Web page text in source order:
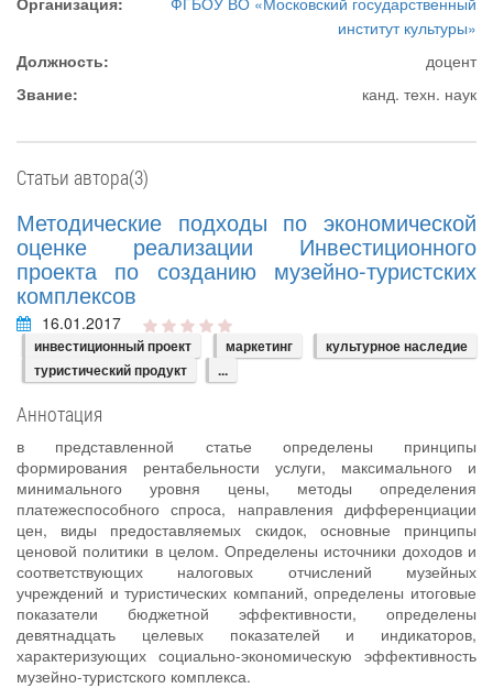
институт культуры»
Должность:
доцент
Звание:
канд. техн. наук
Статьи автора(3)
Методические подходы по экономической
оценке реализации Инвестиционного
проекта по созданию музейно-туристских
комплексов
16.01.2017
инвестиционный проект маркетинг
культурное наследие
туристический продукт
...
Аннотация
в представленной статье определены принципы
формирования рентабельности услуги, максимального и
минимального уровня цены, методы определения
платежеспособного спроса, направления дифференциации
цен, виды предоставляемых скидок, основные принципы
ценовой политики в целом. Определены источники доходов и
соответствующих налоговых отчислений музейных
учреждений и туристических компаний, определены итоговые
показатели бюджетной эффективности, определены
девятнадцать целевых показателей и индикаторов,
характеризующих социально-экономическую эффективность
музейно-туристского комплекса.